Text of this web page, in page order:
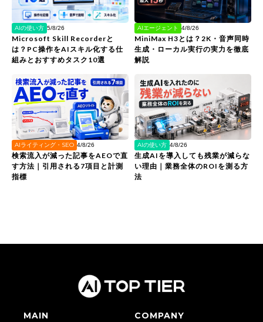
AIの使い方 5/8/26
Microsoft Skill Recorderと
は？PC操作をAIスキル化する仕
組みとおすすめタスク10選
AIエージェント 4/8/26
MiniMax H3とは？2K・音声同時
生成・ローカル実行の実力を徹底
解説
AIライティング・SEO 4/8/26
検索流入が減った記事をAEOで直
す方法｜引用される7項目と計測
指標
AIの使い方 4/8/26
生成AIを導入しても残業が減らな
い理由｜業務全体のROIを測る方
法
MAIN COMPANY